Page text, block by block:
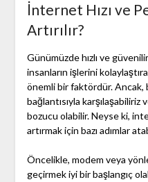
İnternet Hızı ve
Artırılır?
Günümüzde hızlı ve
insanların işlerini
önemli bir faktördür.
bağlantısıyla
bozucu olabilir. Neyse ki,
artırmak için bazı adımlar
Öncelikle, modem veya
geçirmek iyi bir başlangıç